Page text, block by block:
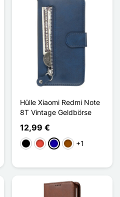
Hülle Xiaomi Redmi Note
8T Vintage Geldbörse
12,99 €
Schwarz
Rot Dunkelblau
Braun
+1